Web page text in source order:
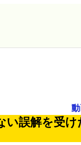
い誤解を受け